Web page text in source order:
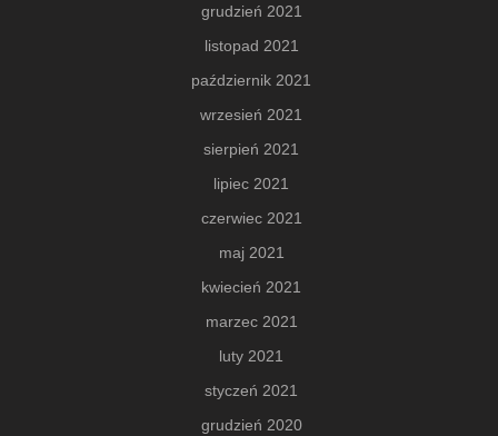
grudzień 2021
listopad 2021
październik 2021
wrzesień 2021
sierpień 2021
lipiec 2021
czerwiec 2021
maj 2021
kwiecień 2021
marzec 2021
luty 2021
styczeń 2021
grudzień 2020